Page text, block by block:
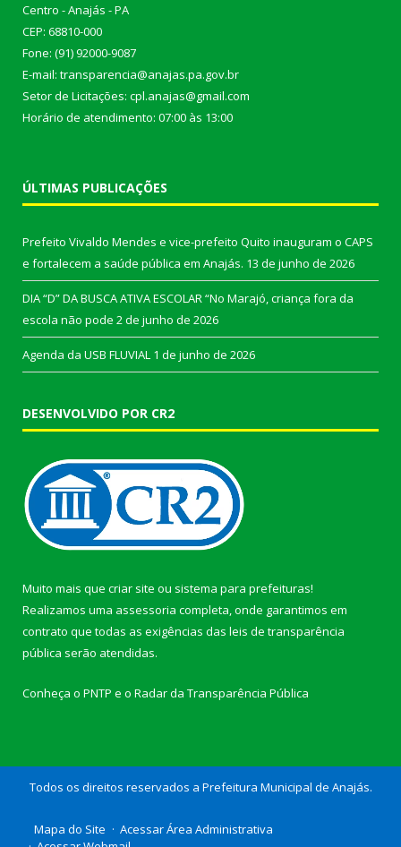
Centro - Anajás - PA
CEP: 68810-000
Fone: (91) 92000-9087
E-mail: transparencia@anajas.pa.gov.br
Setor de Licitações: cpl.anajas@gmail.com
Horário de atendimento: 07:00 às 13:00
ÚLTIMAS PUBLICAÇÕES
Prefeito Vivaldo Mendes e vice-prefeito Quito inauguram o CAPS
e fortalecem a saúde pública em Anajás. 13 de junho de 2026
DIA “D” DA BUSCA ATIVA ESCOLAR “No Marajó, criança fora da
escola não pode 2 de junho de 2026
Agenda da USB FLUVIAL 1 de junho de 2026
DESENVOLVIDO POR CR2
Muito mais que criar site ou sistema para prefeituras!
Realizamos uma assessoria completa, onde garantimos em
contrato que todas as exigências das leis de transparência
pública serão atendidas.
Conheça o PNTP e o Radar da Transparência Pública
Todos os direitos reservados a Prefeitura Municipal de Anajás.
Mapa do Site
Acessar Área Administrativa